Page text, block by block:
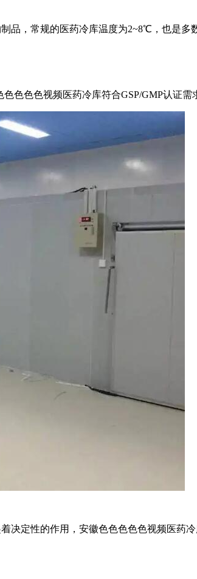
制品，常规的医药冷库温度为2~8℃，也是多数
色色色色视频医药冷库符合GSP/GMP认证需求
定性的作用， 安徽色色色色色视频医药冷